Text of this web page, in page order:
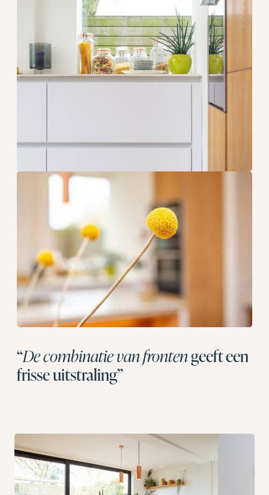
“De combinatie van frontengeeft een
frisse uitstraling”